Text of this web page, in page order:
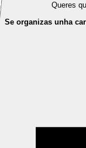
Queres
Se organizas unha